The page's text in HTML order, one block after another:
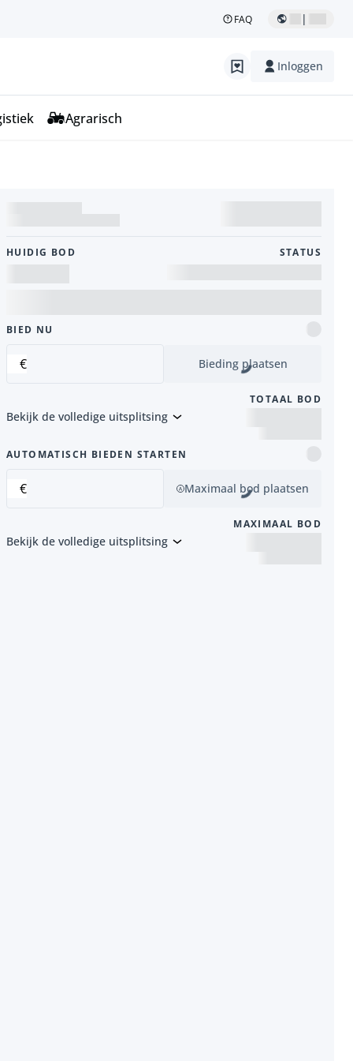
FAQ |
Inloggen
Agrarisch
HUIDIG ​​BOD STATUS
BIED NU
€ Bieding plaatsen
TOTAAL BOD
Bekijk de volledige uitsplitsing
AUTOMATISCH BIEDEN STARTEN
€ Maximaal bod plaatsen
MAXIMAAL BOD
Bekijk de volledige uitsplitsing